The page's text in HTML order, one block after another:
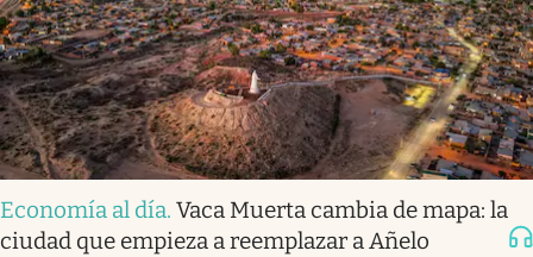
Economía al día. Vaca Muerta cambia de mapa: la
ciudad que empieza a reemplazar a Añelo